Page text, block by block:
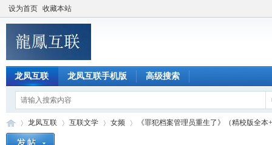
设为首页 收藏本站
龙凤互联 龙凤互联手机版 高级搜索
龙凤互联 互联文学 女频 《罪犯档案管理员重生了》（精校版全本